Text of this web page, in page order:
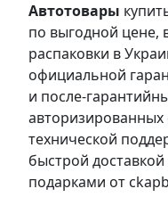
Автотовары
по выгодной цене,
распаковки в
официальной
и после-
авторизированных
технической
быстрой
подарками от